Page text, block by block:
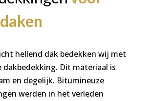
hellend dak bedekken wij met
dakbedekking. Dit materiaal is
en degelijk. Bitumineuze
werden in het verleden